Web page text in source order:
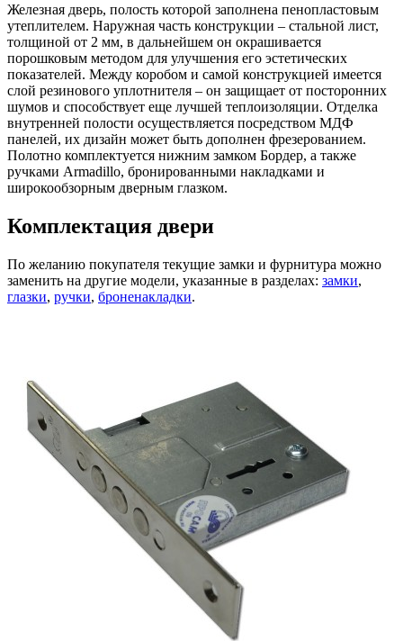
Железная дверь, полость которой заполнена пенопластовым
утеплителем. Наружная часть конструкции – стальной лист,
толщиной от 2 мм, в дальнейшем он окрашивается
порошковым методом для улучшения его эстетических
показателей. Между коробом и самой конструкцией имеется
слой резинового уплотнителя – он защищает от посторонних
шумов и способствует еще лучшей теплоизоляции. Отделка
внутренней полости осуществляется посредством МДФ
панелей, их дизайн может быть дополнен фрезерованием.
Полотно комплектуется нижним замком Бордер, а также
ручками Armadillo, бронированными накладками и
широкообзорным дверным глазком.
Комплектация двери
По желанию покупателя текущие замки и фурнитура можно
заменить на другие модели, указанные в разделах: замки,
глазки, ручки, броненакладки.